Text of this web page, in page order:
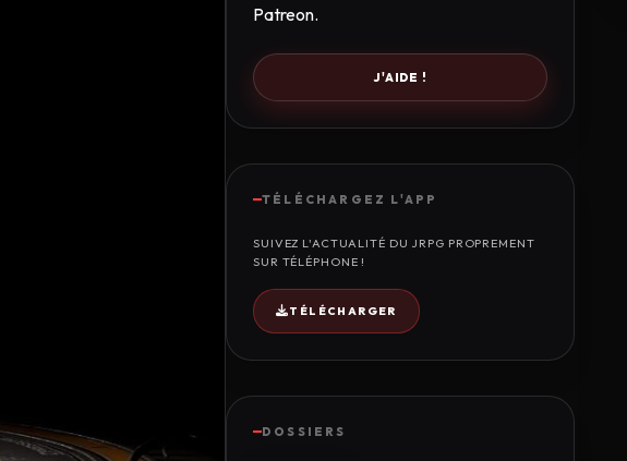
Patreon.
J'AIDE !
TÉLÉCHARGEZ L'APP
SUIVEZ L'ACTUALITÉ DU JRPG PROPREMENT
SUR TÉLÉPHONE !
TÉLÉCHARGER
DOSSIERS